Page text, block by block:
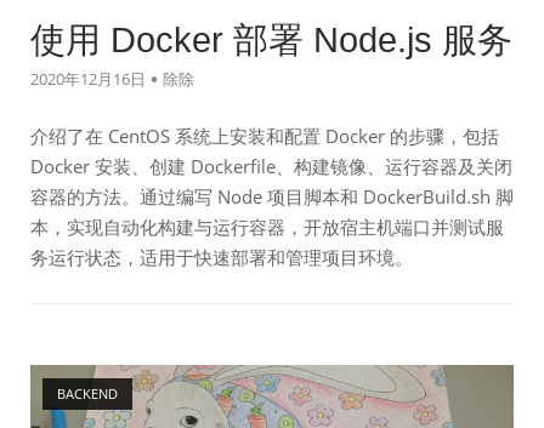
使用 Docker 部署 Node.js 服务
2020年12月16日 除除
介绍了在 CentOS 系统上安装和配置 Docker 的步骤，包括
Docker 安装、创建 Dockerfile、构建镜像、运行容器及关闭
容器的方法。通过编写 Node 项目脚本和 DockerBuild.sh 脚
本，实现自动化构建与运行容器，开放宿主机端口并测试服
务运行状态，适用于快速部署和管理项目环境。
BACKEND
Open post